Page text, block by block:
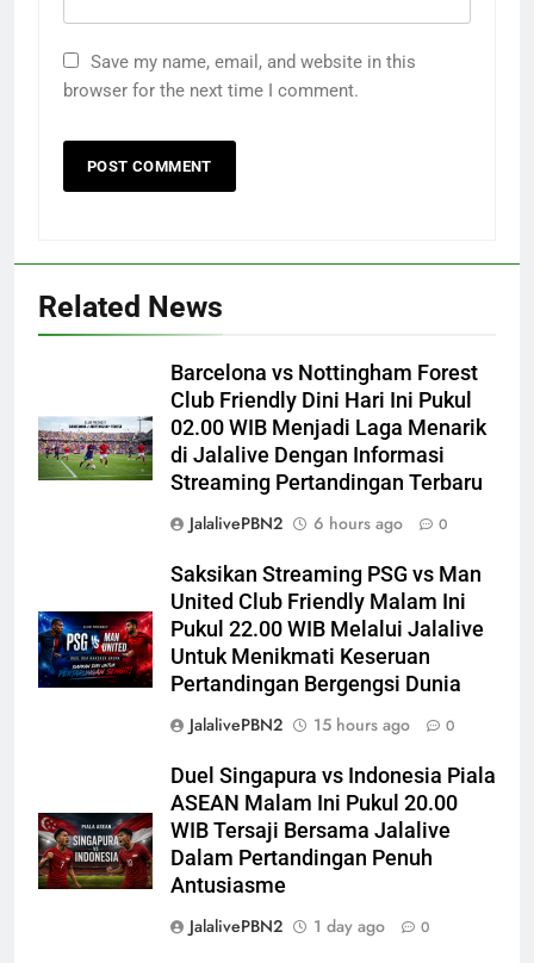
Save my name, email, and website in this
browser for the next time I comment.
Related News
Barcelona vs Nottingham Forest
Club Friendly Dini Hari Ini Pukul
02.00 WIB Menjadi Laga Menarik
di Jalalive Dengan Informasi
Streaming Pertandingan Terbaru
JalalivePBN2
6 hours ago 0
Saksikan Streaming PSG vs Man
United Club Friendly Malam Ini
Pukul 22.00 WIB Melalui Jalalive
Untuk Menikmati Keseruan
Pertandingan Bergengsi Dunia
JalalivePBN2
15 hours ago 0
Duel Singapura vs Indonesia Piala
ASEAN Malam Ini Pukul 20.00
WIB Tersaji Bersama Jalalive
Dalam Pertandingan Penuh
Antusiasme
JalalivePBN2
1 day ago 0